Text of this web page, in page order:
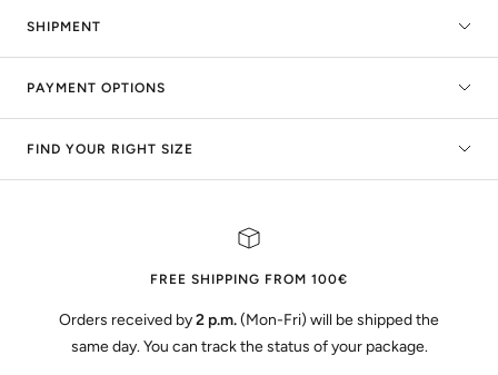
SHIPMENT
PAYMENT OPTIONS
FIND YOUR RIGHT SIZE
FREE SHIPPING FROM 100€
Orders received by2 p.m.(Mon-Fri) will be shipped the
same day. You can track the status of your package.